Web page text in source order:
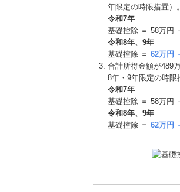
年限定の時限措置）。
令和7年
基礎控除 ＝ 58万円
令和8年、9年
基礎控除 ＝ 62万円
合計所得⾦額が489
8年・9年限定の時限
令和7年
基礎控除 ＝ 58万円
令和8年、9年
基礎控除 ＝ 62万円